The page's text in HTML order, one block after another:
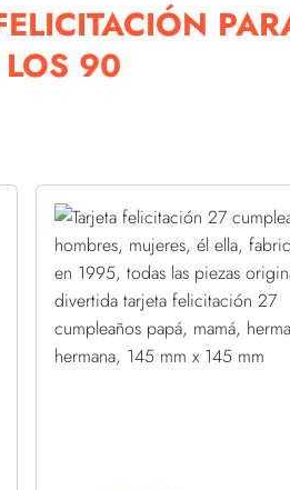
90